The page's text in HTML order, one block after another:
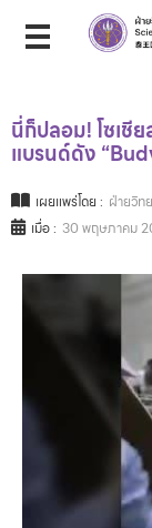
นี่ก็ปลอม! โซเชี
แบรนด์ดัง
เผยแพร่โดย : ฝ่ายวิท
เมื่อ : 30 พฤษภาคม